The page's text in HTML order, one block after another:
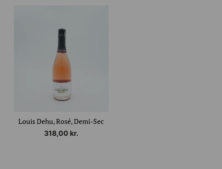
Louis Dehu, Rosé, Demi-Sec
318,00 kr.